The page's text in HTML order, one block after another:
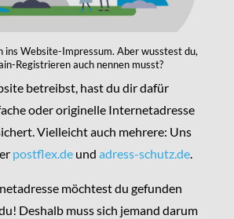
ins Website-Impressum. Aber wusstest du,
Registrieren auch nennen musst?
betreibst, hast du dir dafür
oder originelle Internetadresse
Vielleicht auch mehrere: Uns
postflex.de und adress-schutz.de.
möchtest du gefunden
Deshalb muss sich jemand darum